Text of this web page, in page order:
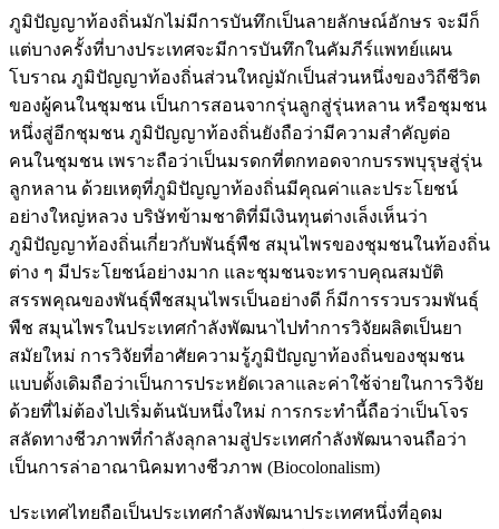
ภูมิปัญญาท้องถิ่นมักไม่มีการบันทึกเป็นลายลักษณ์อักษร จะมีก็
แต่บางครั้งที่บางประเทศจะมีการบันทึกในคัมภีร์แพทย์แผน
โบราณ ภูมิปัญญาท้องถิ่นส่วนใหญ่มักเป็นส่วนหนึ่งของวิถีชีวิต
ของผู้คนในชุมชน เป็นการสอนจากรุ่นลูกสู่รุ่นหลาน หรือชุมชน
หนึ่งสู่อีกชุมชน ภูมิปัญญาท้องถิ่นยังถือว่ามีความสำคัญต่อ
คนในชุมชน เพราะถือว่าเป็นมรดกที่ตกทอดจากบรรพบุรุษสู่รุ่น
ลูกหลาน ด้วยเหตุที่ภูมิปัญญาท้องถิ่นมีคุณค่าและประโยชน์
อย่างใหญ่หลวง บริษัทข้ามชาติที่มีเงินทุนต่างเล็งเห็นว่า
ภูมิปัญญาท้องถิ่นเกี่ยวกับพันธุ์พืช สมุนไพรของชุมชนในท้องถิ่น
ต่าง ๆ มีประโยชน์อย่างมาก และชุมชนจะทราบคุณสมบัติ
สรรพคุณของพันธุ์พืชสมุนไพรเป็นอย่างดี ก็มีการรวบรวมพันธุ์
พืช สมุนไพรในประเทศกำลังพัฒนาไปทำการวิจัยผลิตเป็นยา
สมัยใหม่ การวิจัยที่อาศัยความรู้ภูมิปัญญาท้องถิ่นของชุมชน
แบบดั้งเดิมถือว่าเป็นการประหยัดเวลาและค่าใช้จ่ายในการวิจัย
ด้วยที่ไม่ต้องไปเริ่มต้นนับหนึ่งใหม่ การกระทำนี้ถือว่าเป็นโจร
สลัดทางชีวภาพที่กำลังลุกลามสู่ประเทศกำลังพัฒนาจนถือว่า
เป็นการล่าอาณานิคมทางชีวภาพ (Biocolonalism)
ประเทศไทยถือเป็นประเทศกำลังพัฒนาประเทศหนึ่งที่อุดม